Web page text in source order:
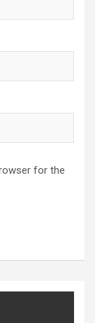
for the